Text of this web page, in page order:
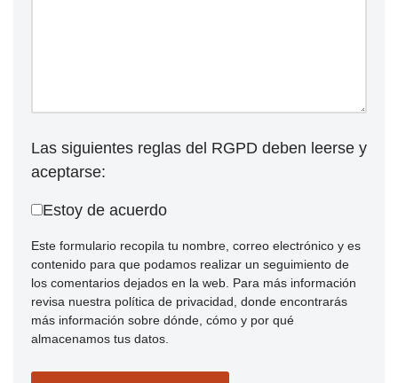
Las siguientes reglas del RGPD deben leerse y
aceptarse:
Estoy de acuerdo
Este formulario recopila tu nombre, correo electrónico y es
contenido para que podamos realizar un seguimiento de
los comentarios dejados en la web. Para más información
revisa nuestra política de privacidad, donde encontrarás
más información sobre dónde, cómo y por qué
almacenamos tus datos.